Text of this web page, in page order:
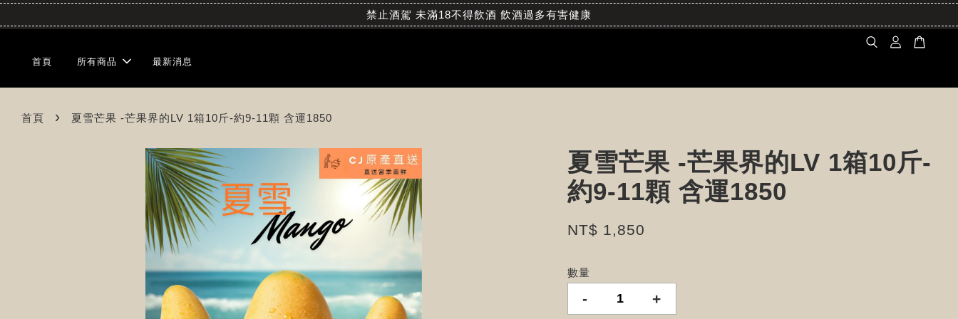
禁止酒駕 未滿18不得飲酒 飲酒過多有害健康
首頁 所有商品 最新消息
首頁 › 夏雪芒果 -芒果界的LV 1箱10斤-約9-11顆 含運1850
夏雪芒果 -芒果界的LV 1箱10斤-
約9-11顆 含運1850
NT$ 1,850
數量
- +